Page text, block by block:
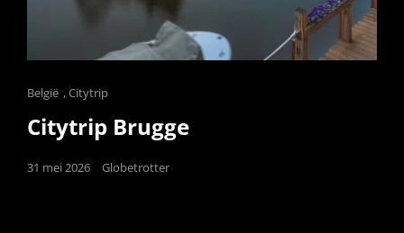
Cat
Links
België ,Citytrip
Citytrip Brugge
Posted
31 mei 2026 Globetrotter